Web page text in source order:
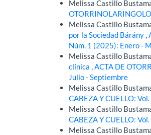
Melissa Castillo
Melissa Castillo
por la Sociedad Bárány,
Núm. 1 (2025): Enero -
Melissa Castillo
clínica,ACTA DE
Julio - Septiembre
Melissa Castillo
CABEZA Y CUELLO:
Melissa Castillo
CABEZA Y CUELLO:
Melissa Castillo